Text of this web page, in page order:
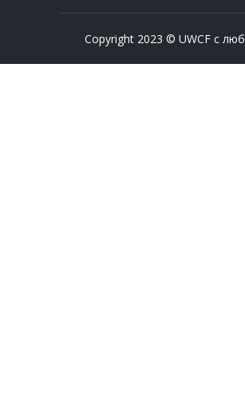
Copyright 2023 © UWCF с